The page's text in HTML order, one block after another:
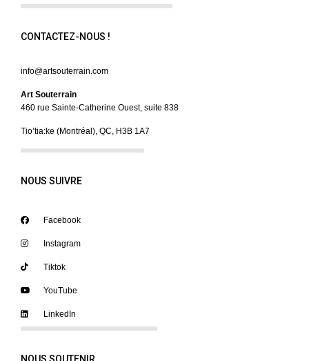
CONTACTEZ-NOUS !
info@artsouterrain.com
Art Souterrain
460 rue Sainte-Catherine Ouest, suite 838
Tio’tia:ke (Montréal), QC, H3B 1A7
NOUS SUIVRE
Facebook
Instagram
Tiktok
YouTube
LinkedIn